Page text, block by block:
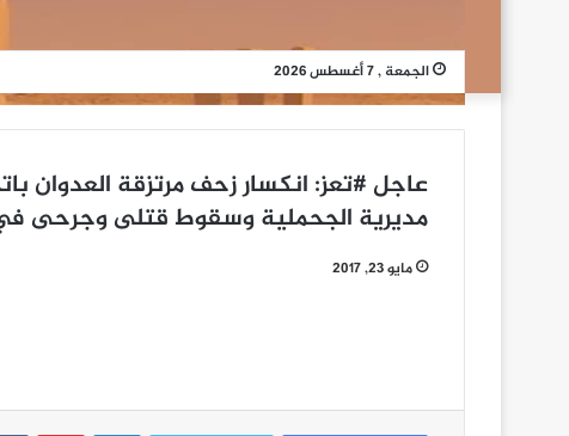
الجمعة , 7 أغسطس 2026
عاجل #تعز: انكسار زحف مرتزقة العدوان
مديرية الجحملية وسقوط قتلى وجرحى
مايو 23, 2017